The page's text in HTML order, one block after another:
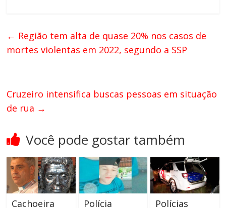
← Região tem alta de quase 20% nos casos de
mortes violentas em 2022, segundo a SSP
Cruzeiro intensifica buscas pessoas em situação
de rua →
Você pode gostar também
Cachoeira
Polícia
Polícias